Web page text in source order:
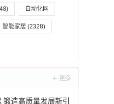
自动化网
智能家居 (2328)
造高质量发展新引